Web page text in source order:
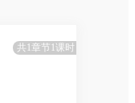
共1章节1课时